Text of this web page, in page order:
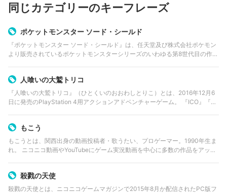
同じカテゴリーのキーフレーズ
ポケットモンスター ソード・シールド
『ポケットモンスター ソード・シールド』は、任天堂及び株式会社ポケモン
より販売されているポケットモンスターシリーズのいわゆる第8世代目の作
人喰いの大鷲トリコ
『人喰いの大鷲トリコ』（ひとくいのおおわしとりこ）とは、2016年12月6
日に発売のPlayStation 4用アクションアドベンチャーゲーム。 『ICO』『ワ
もこう
もこうとは、関西出身の動画投稿者・歌うたい、プロゲーマー。1990年生ま
れ。 ニコニコ動画やYouTubeにゲーム実況動画を中心に多数の作品をアップ
殺戮の天使
殺戮の天使とは、ニコニコゲームマガジンで2015年8月か配信されたPC版フ